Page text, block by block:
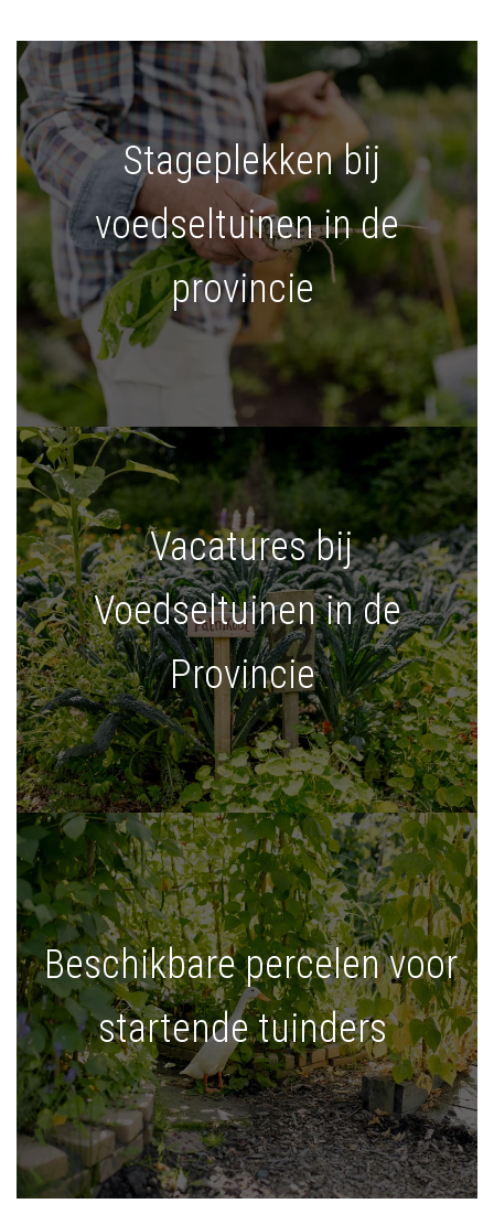
Stageplekken bij
voedseltuinen in de
provincie
Vacatures bij
Voedseltuinen in de
Provincie
Beschikbare percelen voor
startende tuinders